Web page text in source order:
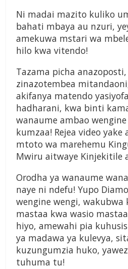
Ni madai mazito kuliko
bahati mbaya au nzuri,
amekuwa mstari wa
hilo kwa vitendo!
Tazama picha
zinazotembea
akifanya matendo
hadharani, kwa binti
wanaume ambao
kumzaa! Rejea video yake
mtoto wa marehemu
Mwiru aitwaye Kinjekitile
Orodha ya wanaume
naye ni ndefu! Yupo
wengine wengi, wakubwa
mastaa kwa wasio
hiyo, amewahi pia
ya madawa ya kulevya,
kuzungumzia huko,
tuhuma tu!